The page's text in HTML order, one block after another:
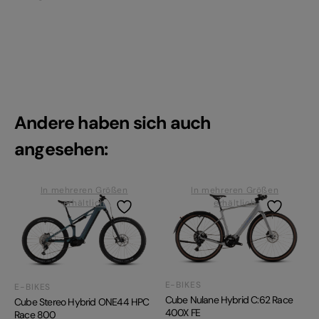
Andere haben sich auch
angesehen:
In mehreren Größen
erhältlich
E-BIKES
Cube Stereo Hybrid ONE44 HPC
Race 800
In mehreren Größen
erhältlich
E-BIKES
Cube Nulane Hybrid C:62 Race
400X FE